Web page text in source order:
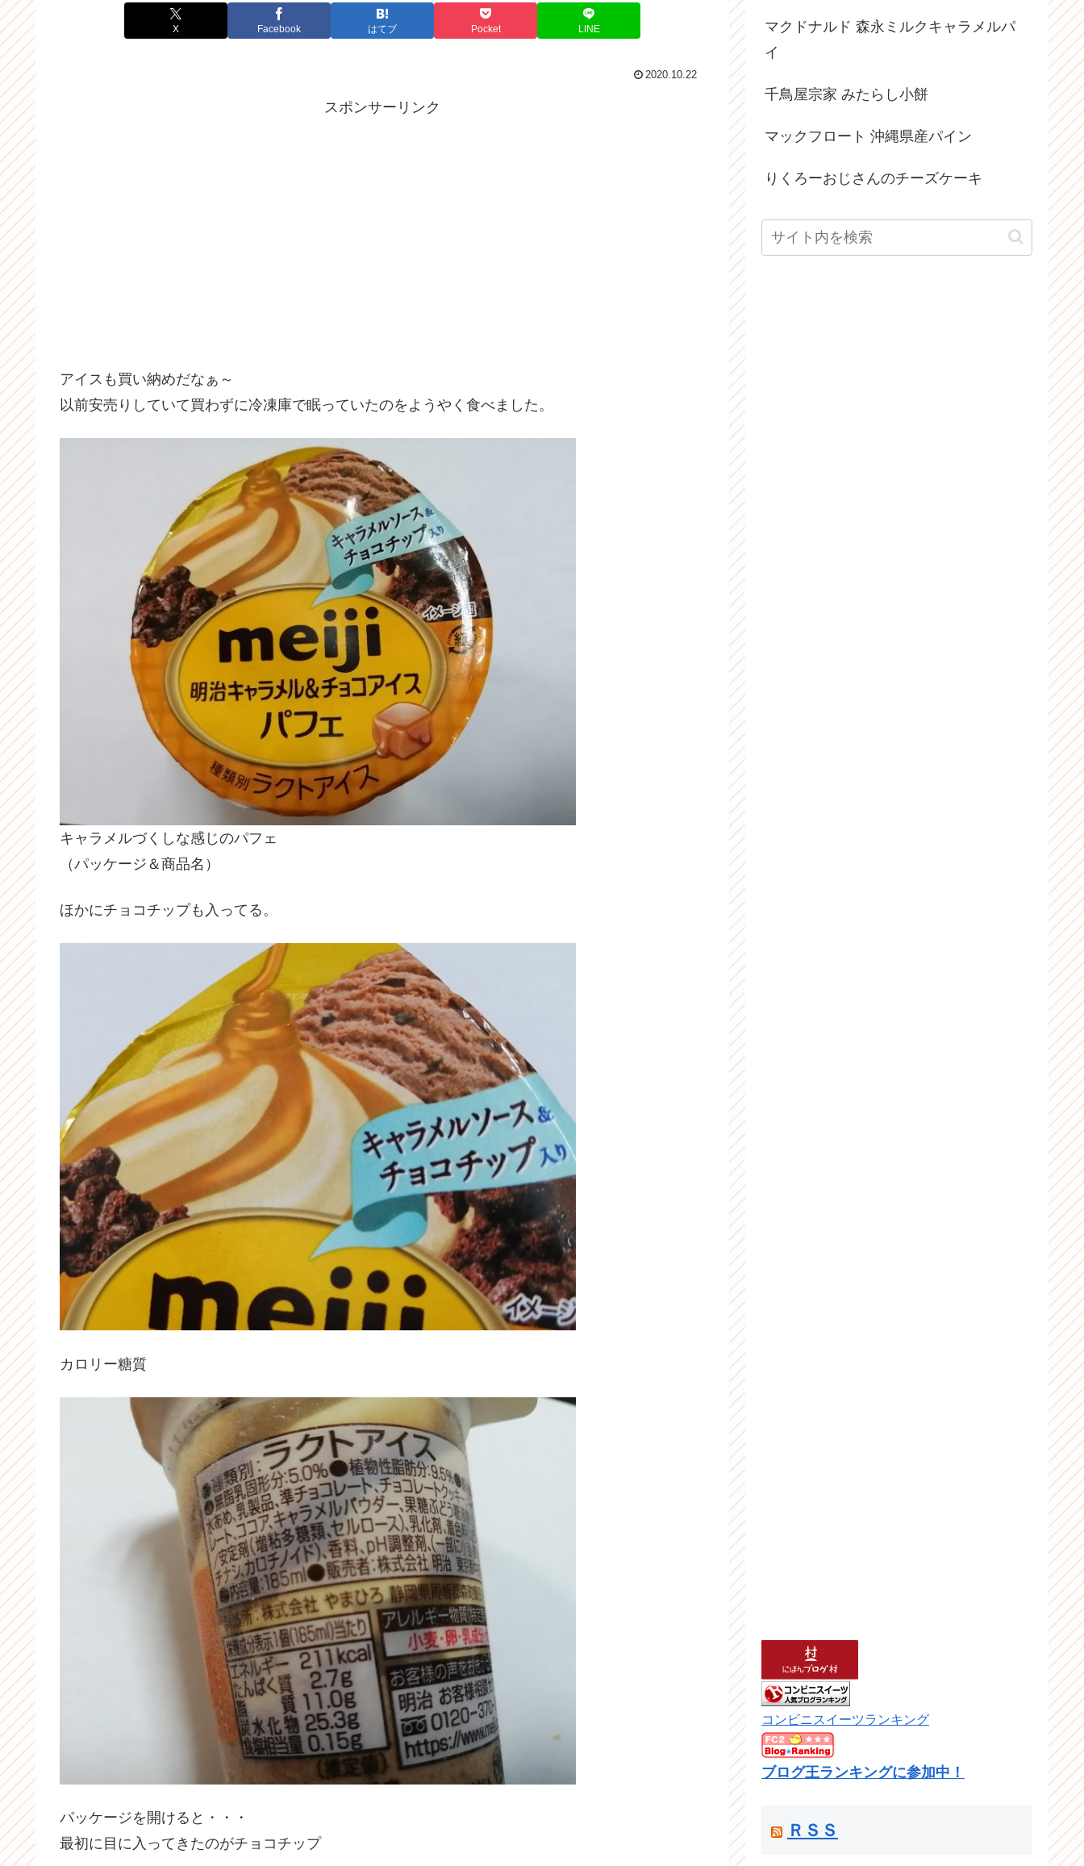
X Facebook はてブ Pocket LINE
2020.10.22
スポンサーリンク
アイスも買い納めだなぁ～
以前安売りしていて買わずに冷凍庫で眠っていたのをようやく食べました。
キャラメルづくしな感じのパフェ
（パッケージ＆商品名）
ほかにチョコチップも入ってる。
カロリー糖質
パッケージを開けると・・・
最初に目に入ってきたのがチョコチップ
マクドナルド 森永ミルクキャラメルパ
イ
千鳥屋宗家 みたらし小餅
マックフロート 沖縄県産パイン
りくろーおじさんのチーズケーキ
コンビニスイーツランキング
ブログ王ランキングに参加中！
ＲＳＳ